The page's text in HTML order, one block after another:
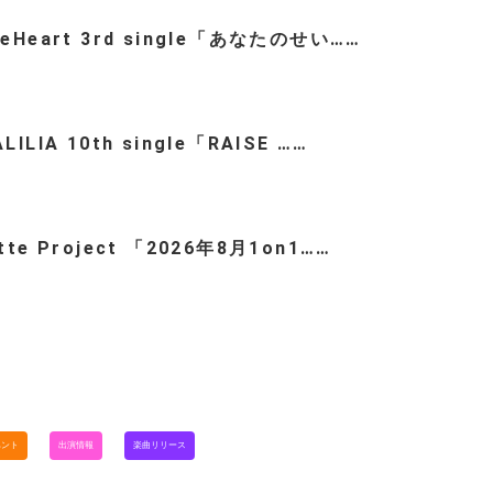
3rd single「あなたのせい……
10th single「RAISE ……
Project 「2026年8月1on1……
ト 出演情報 楽曲リリース